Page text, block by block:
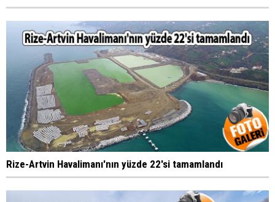
Rize-Artvin Havalimanı'nın yüzde 22'si tamamlandı